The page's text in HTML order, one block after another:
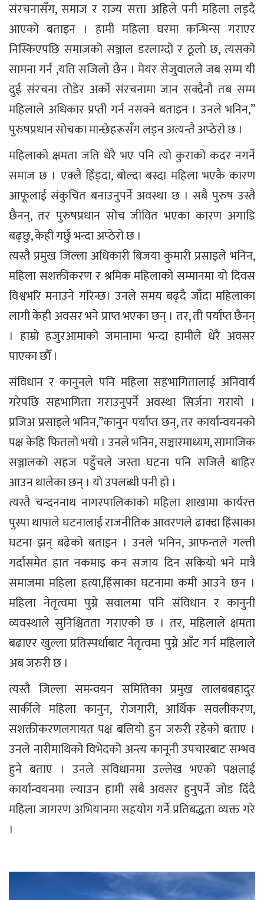
संरचनासँग, समाज र राज्य सत्ता अहिले पनी महिला लड्दै
आएको बताइन । हामी महिला घरमा कन्भिन्स गराएर
निस्किएपछि समाजको सञ्जाल डरलाग्दो र ठूलो छ, त्यसको
सामना गर्न ,यति सजिलो छैन । मेयर सेजुवालले जब सम्म यी
दुई संरचना तोडेर अर्को संरचनामा जान सक्दैनौ तब सम्म
महिलाले अधिकार प्रप्ती गर्न नसक्ने बताइन । उनले भनिन,”
पुरुषप्रधान सोचका मान्छेहरूसँग लड्न अत्यन्तै अप्ठेरो छ ।
महिलाको क्षमता जति धेरै भए पनि त्यो कुराको कदर नगर्ने
समाज छ । एक्लै हिँड्दा, बोल्दा बस्दा महिला भएकै कारण
आफूलाई संकुचित बनाउनुपर्ने अवस्था छ । सबै पुरुष उस्तै
छैनन्, तर पुरुषप्रधान सोच जीवित भएका कारण अगाडि
बढ्छु, केही गर्छु भन्दा अप्ठेरो छ ।
त्यस्तै प्रमुख जिल्ला अधिकारी बिजया कुमारी प्रसाइले भनिन,
महिला सशक्तीकरण र श्रमिक महिलाको सम्मानमा यो दिवस
विश्वभरि मनाउने गरिन्छ। उनले समय बढ्दै जाँदा महिलाका
लागी केही अवसर भने प्राप्त भएका छन् । तर, ती पर्याप्त छैनन्
। हाम्रो हजुरआमाको जमानामा भन्दा हामीले धेरै अवसर
पाएका छौँ ।
संविधान र कानुनले पनि महिला सहभागितालाई अनिवार्य
गरेपछि सहभागिता गराउनुपर्ने अवस्था सिर्जना गरायो ।
प्रजिअ प्रसाइले भनिन,”कानुन पर्याप्त छन्, तर कार्यान्वयनको
पक्ष केहि फितलो भयो । उनले भनिन, सञ्चारमाध्यम, सामाजिक
सञ्जालको सहज पहुँचले जस्ता घटना पनि सजिलै बाहिर
आउन थालेका छन् । यो उपलब्धी पनी हो ।
त्यस्तै चन्दननाथ नागरपालिकाको महिला शाखामा कार्यरत्त
पुस्पा थापाले घटनालाई राजनीतिक आवरणले ढाक्दा हिंसाका
घटना झन् बढेको बताइन । उनले भनिन, आफन्तले गल्ती
गर्दासमेत हात नकमाइ कन सजाय दिन सकियो भने मात्रै
समाजमा महिला हत्या,हिंसाका घटनामा कमी आउने छन ।
महिला नेतृत्वमा पुग्ने सवालमा पनि संविधान र कानुनी
व्यवस्थाले सुनिश्चितता गराएको छ । तर, महिलाले क्षमता
बढाएर खुल्ला प्रतिस्पर्धाबाट नेतृत्वमा पुग्ने आँट गर्न महिलाले
अब जरुरी छ ।
त्यस्तै जिल्ला समन्वयन समितिका प्रमुख लालबबहादुर
सार्कीले महिला कानुन, रोजगारी, आर्थिक सवलीकरण,
सशक्तीकरणलगायत पक्ष बलियो हुन जरुरी रहेको बताए ।
उनले नारीमाथिको विभेदको अन्त्य कानूनी उपचारबाट सम्भव
हुने बताए । उनले संविधानमा उल्लेख भएको पक्षलाई
कार्यान्वयनमा ल्याउन हामी सबै अवसर हुनुपर्ने जोड दिँदै
महिला जागरण अभियानमा सहयोग गर्ने प्रतिबद्धता व्यक्त गरे
।